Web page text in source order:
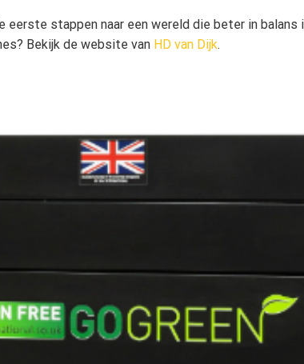
stappen naar een wereld die beter in balans
Bekijk de website van HD van Dijk.